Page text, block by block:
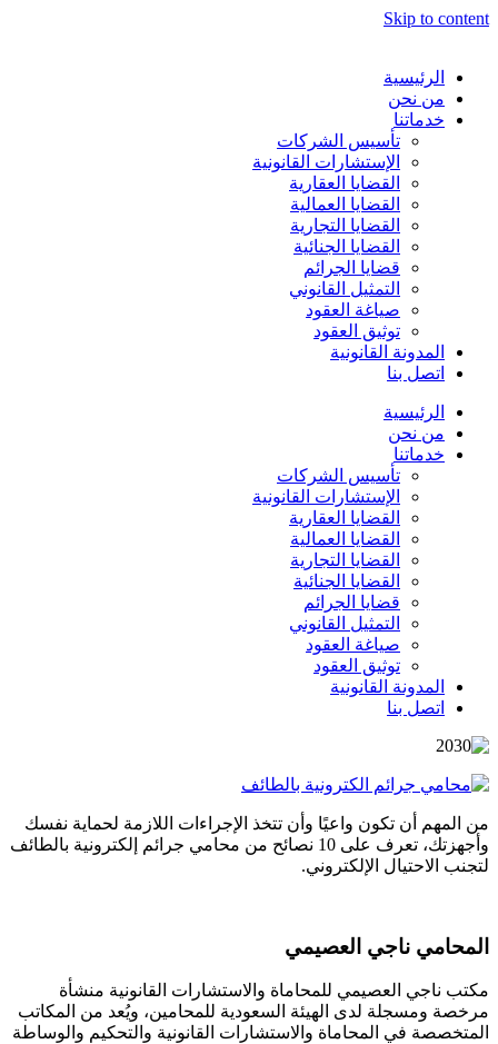
Skip to content
الرئيسية
من نحن
خدماتنا
تأسيس الشركات
الإستشارات القانونية
القضايا العقارية
القضايا العمالية
القضايا التجارية
القضايا الجنائية
قضايا الجرائم
التمثيل القانوني
صياغة العقود
توثيق العقود
المدونة القانونية
اتصل بنا
الرئيسية
من نحن
خدماتنا
تأسيس الشركات
الإستشارات القانونية
القضايا العقارية
القضايا العمالية
القضايا التجارية
القضايا الجنائية
قضايا الجرائم
التمثيل القانوني
صياغة العقود
توثيق العقود
المدونة القانونية
اتصل بنا
من المهم أن تكون واعيًا وأن تتخذ الإجراءات اللازمة لحماية نفسك
وأجهزتك، تعرف على 10 نصائح من محامي جرائم إلكترونية بالطائف
لتجنب الاحتيال الإلكتروني.
المحامي ناجي العصيمي
مكتب ناجي العصيمي للمحاماة والاستشارات القانونية منشأة
مرخصة ومسجلة لدى الهيئة السعودية للمحامين، ويُعد من المكاتب
المتخصصة في المحاماة والاستشارات القانونية والتحكيم والوساطة